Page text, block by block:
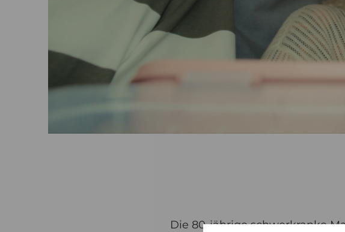
Die 80-jährige schwerkranke